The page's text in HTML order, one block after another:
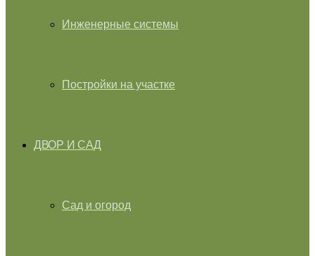
Инженерные системы
Постройки на участке
ДВОР И САД
Сад и огород